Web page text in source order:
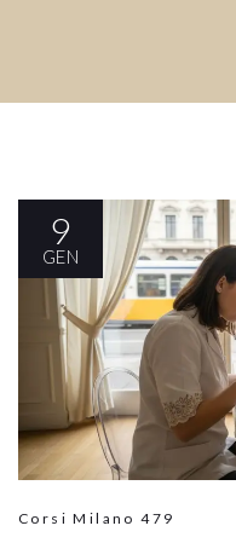
9
GEN
Corsi Milano479